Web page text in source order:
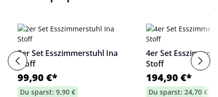
2er Set Esszimmerstuhl Ina
Stoff
99,90 €*
Du sparst: 9,90 €
4er Set
Stoff
194,90 €*
Du sparst: 24,70 €